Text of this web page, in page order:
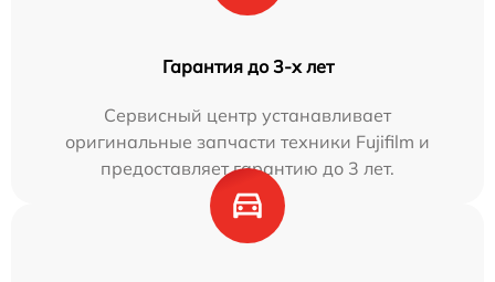
Гарантия до 3-х лет
Сервисный центр устанавливает
оригинальные запчасти техники Fujifilm и
предоставляет гарантию до 3 лет.